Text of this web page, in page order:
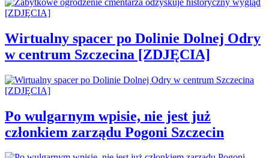
Wirtualny spacer po Dolinie Dolnej Odry
w centrum Szczecina [ZDJĘCIA]
Po wulgarnym wpisie, nie jest już
członkiem zarządu Pogoni Szczecin